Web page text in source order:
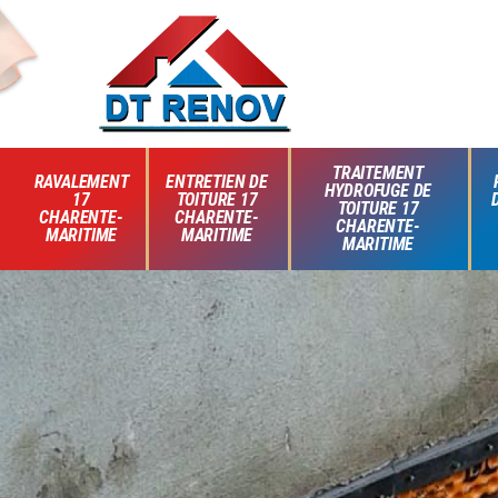
RAVALEMENT
17
CHARENTE-
MARITIME
ENTRETIEN DE
TOITURE 17
CHARENTE-
MARITIME
TRAITEMENT
HYDROFUGE DE
TOITURE 17
CHARENTE-
MARITIME